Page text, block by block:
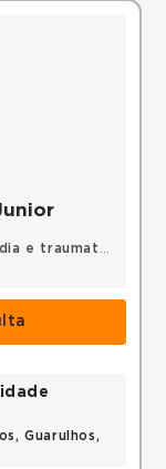
traumatologia
Guarulhos,